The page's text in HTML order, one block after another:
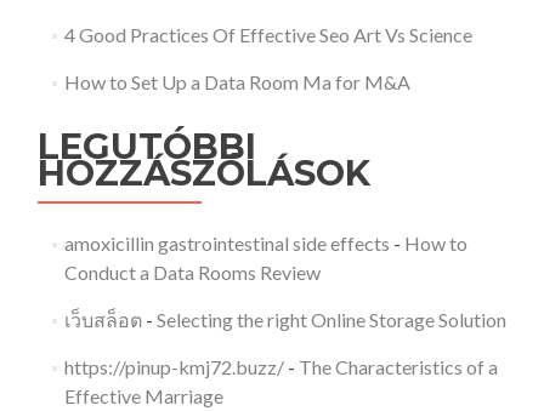
4 Good Practices Of Effective Seo Art Vs Science
How to Set Up a Data Room Ma for M&A
LEGUTÓBBI
HOZZÁSZÓLÁSOK
amoxicillin gastrointestinal side effects - How to
Conduct a Data Rooms Review
เว็บสล็อต- Selecting the right Online Storage Solution
https://pinup-kmj72.buzz/- The Characteristics of a
Effective Marriage